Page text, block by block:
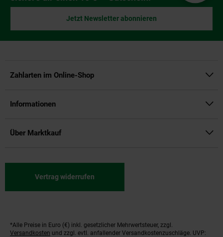
Jetzt Newsletter abonnieren
Zahlarten im Online-Shop
Informationen
Über Marktkauf
Vertrag widerrufen
Fußnoten
*Alle Preise in Euro (€) inkl. gesetzlicher Mehrwertsteuer, zzgl.
Versandkosten und zzgl. evtl. anfallender Versandkostenzuschläge. UVP: